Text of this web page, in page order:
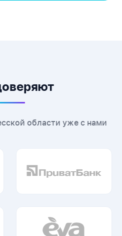
области уже с нами